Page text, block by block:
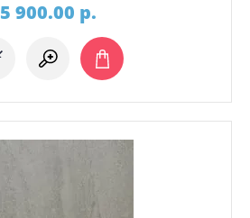
5 900.00 p.